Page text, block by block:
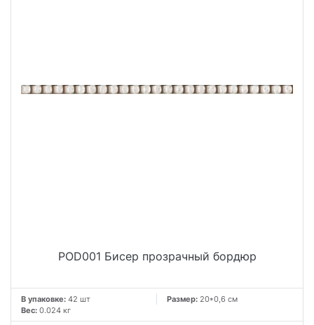
POD001 Бисер прозрачный бордюр
В упаковке: 42 шт Размер: 20*0,6 см
Вес: 0.024 кг